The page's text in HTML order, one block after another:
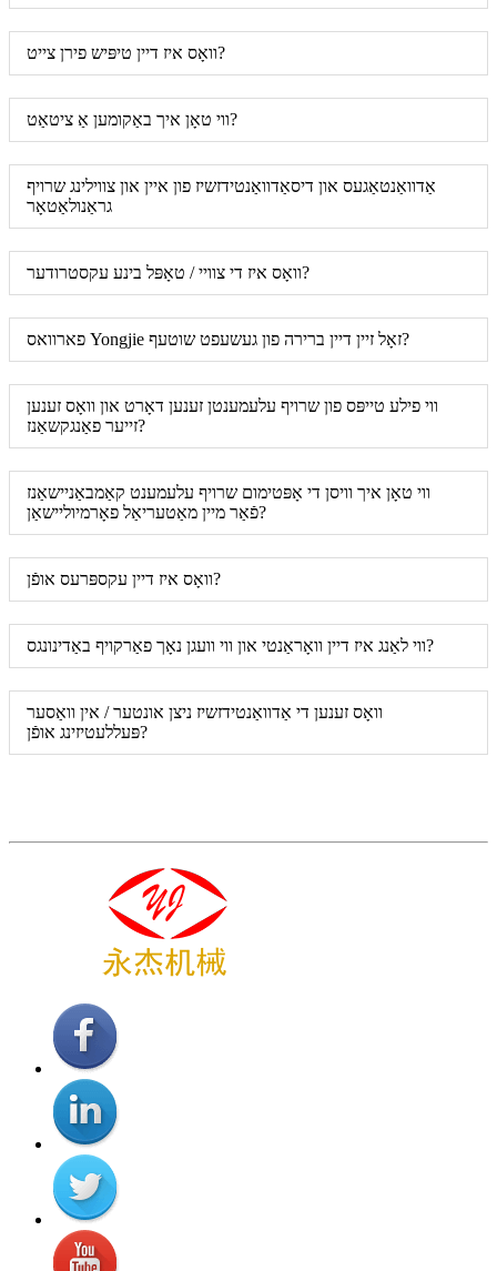
וואָס איז דיין טיפּיש פירן צייט?
ווי טאָן איך באַקומען אַ ציטאַט?
אַדוואַנטאַגעס און דיסאַדוואַנטידזשיז פון איין און צווילינג שרויף
גראַנולאַטאָר
וואָס איז די צוויי / טאָפּל בינע עקסטרודער?
פארוואס Yongjie זאָל זיין דיין ברירה פון געשעפט שוטעף?
ווי פילע טייפּס פון שרויף עלעמענטן זענען דאָרט און וואָס זענען
זייער פאַנגקשאַנז?
ווי טאָן איך וויסן די אָפּטימום שרויף עלעמענט קאַמבאַניישאַנז
פֿאַר מיין מאַטעריאַל פאָרמיוליישאַן?
וואָס איז דיין עקספּרעס אופֿן?
ווי לאַנג איז דיין וואָראַנטי און ווי וועגן נאָך פאַרקויף באַדינונגס?
וואָס זענען די אַדוואַנטידזשיז ניצן אונטער / אין וואַסער
פּעללעטיזינג אופֿן?